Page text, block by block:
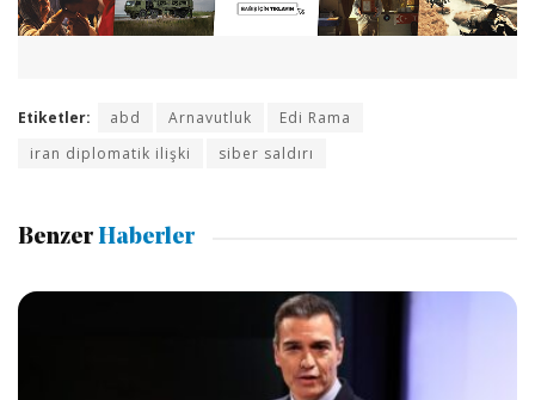
Etiketler: abd Arnavutluk
Edi Rama
iran diplomatik ilişki
siber saldırı
Benzer Haberler